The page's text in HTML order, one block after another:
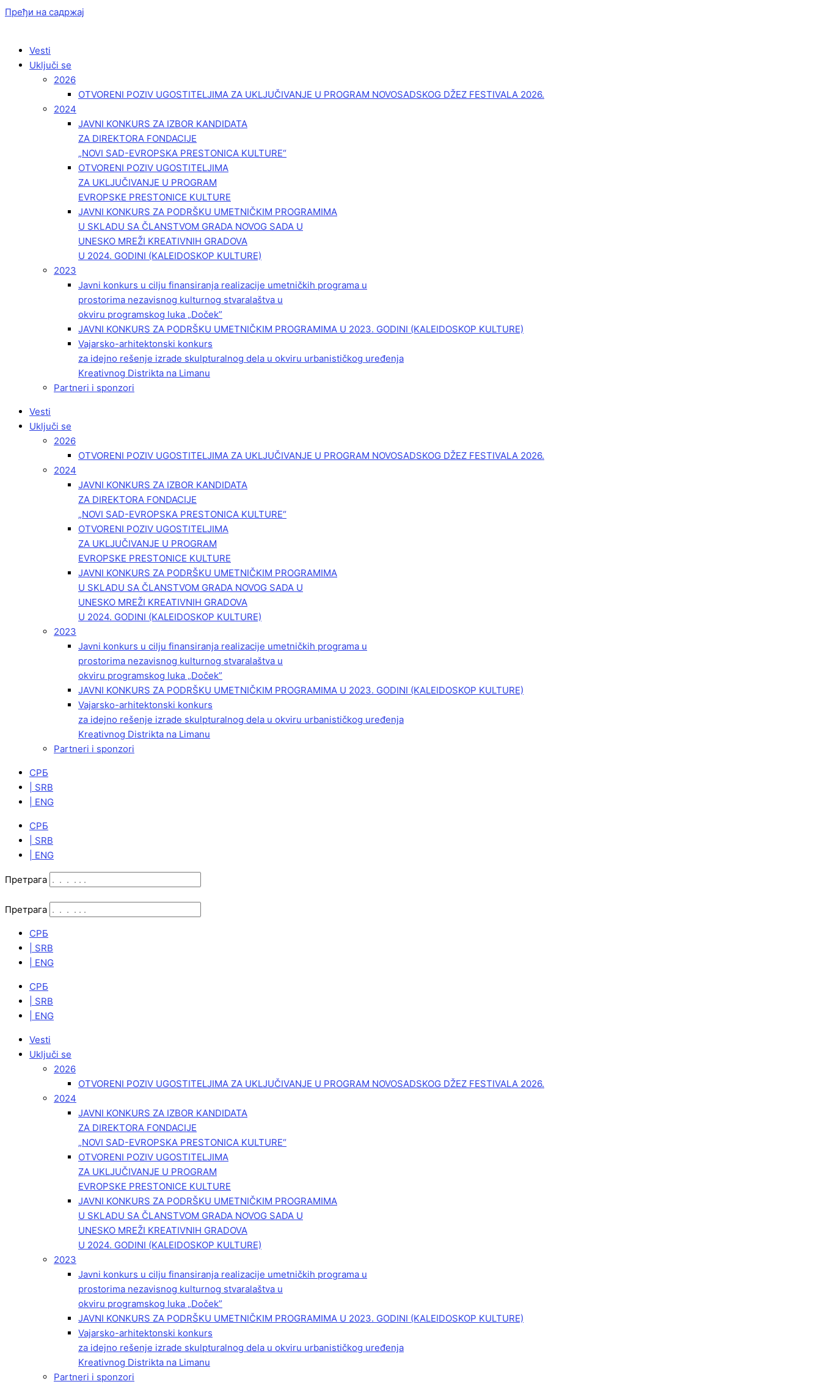
Пређи на садржај
Vesti
Uključi se
2026
OTVORENI POZIV UGOSTITELJIMA ZA UKLJUČIVANJE U PROGRAM NOVOSADSKOG DŽEZ FESTIVALA 2026.
2024
JAVNI KONKURS ZA IZBOR KANDIDATA
ZA DIREKTORA FONDACIJE
„NOVI SAD-EVROPSKA PRESTONICA KULTURE“
OTVORENI POZIV UGOSTITELJIMA
ZA UKLJUČIVANJE U PROGRAM
EVROPSKE PRESTONICE KULTURE
JAVNI KONKURS ZA PODRŠKU UMETNIČKIM PROGRAMIMA
U SKLADU SA ČLANSTVOM GRADA NOVOG SADA U
UNESKO MREŽI KREATIVNIH GRADOVA
U 2024. GODINI (KALEIDOSKOP KULTURE)
2023
Javni konkurs u cilju finansiranja realizacije umetničkih programa u
prostorima nezavisnog kulturnog stvaralaštva u
okviru programskog luka „Doček”
JAVNI KONKURS ZA PODRŠKU UMETNIČKIM PROGRAMIMA U 2023. GODINI (KALEIDOSKOP KULTURE)
Vajarsko-arhitektonski konkurs
za idejno rešenje izrade skulpturalnog dela u okviru urbanističkog uređenja
Kreativnog Distrikta na Limanu
Partneri i sponzori
Vesti
Uključi se
2026
OTVORENI POZIV UGOSTITELJIMA ZA UKLJUČIVANJE U PROGRAM NOVOSADSKOG DŽEZ FESTIVALA 2026.
2024
JAVNI KONKURS ZA IZBOR KANDIDATA
ZA DIREKTORA FONDACIJE
„NOVI SAD-EVROPSKA PRESTONICA KULTURE“
OTVORENI POZIV UGOSTITELJIMA
ZA UKLJUČIVANJE U PROGRAM
EVROPSKE PRESTONICE KULTURE
JAVNI KONKURS ZA PODRŠKU UMETNIČKIM PROGRAMIMA
U SKLADU SA ČLANSTVOM GRADA NOVOG SADA U
UNESKO MREŽI KREATIVNIH GRADOVA
U 2024. GODINI (KALEIDOSKOP KULTURE)
2023
Javni konkurs u cilju finansiranja realizacije umetničkih programa u
prostorima nezavisnog kulturnog stvaralaštva u
okviru programskog luka „Doček”
JAVNI KONKURS ZA PODRŠKU UMETNIČKIM PROGRAMIMA U 2023. GODINI (KALEIDOSKOP KULTURE)
Vajarsko-arhitektonski konkurs
za idejno rešenje izrade skulpturalnog dela u okviru urbanističkog uređenja
Kreativnog Distrikta na Limanu
Partneri i sponzori
СРБ
| SRB
| ENG
СРБ
| SRB
| ENG
Претрага
Претрага
СРБ
| SRB
| ENG
СРБ
| SRB
| ENG
Vesti
Uključi se
2026
OTVORENI POZIV UGOSTITELJIMA ZA UKLJUČIVANJE U PROGRAM NOVOSADSKOG DŽEZ FESTIVALA 2026.
2024
JAVNI KONKURS ZA IZBOR KANDIDATA
ZA DIREKTORA FONDACIJE
„NOVI SAD-EVROPSKA PRESTONICA KULTURE“
OTVORENI POZIV UGOSTITELJIMA
ZA UKLJUČIVANJE U PROGRAM
EVROPSKE PRESTONICE KULTURE
JAVNI KONKURS ZA PODRŠKU UMETNIČKIM PROGRAMIMA
U SKLADU SA ČLANSTVOM GRADA NOVOG SADA U
UNESKO MREŽI KREATIVNIH GRADOVA
U 2024. GODINI (KALEIDOSKOP KULTURE)
2023
Javni konkurs u cilju finansiranja realizacije umetničkih programa u
prostorima nezavisnog kulturnog stvaralaštva u
okviru programskog luka „Doček”
JAVNI KONKURS ZA PODRŠKU UMETNIČKIM PROGRAMIMA U 2023. GODINI (KALEIDOSKOP KULTURE)
Vajarsko-arhitektonski konkurs
za idejno rešenje izrade skulpturalnog dela u okviru urbanističkog uređenja
Kreativnog Distrikta na Limanu
Partneri i sponzori